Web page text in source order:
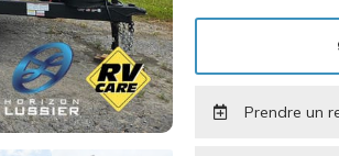
Prendre un